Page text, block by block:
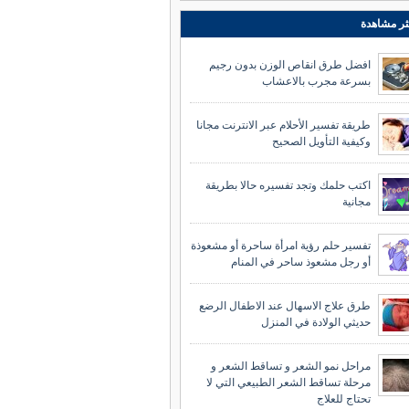
مشاهدة
افضل طرق انقاص الوزن بدون رجيم
بسرعة مجرب بالاعشاب
طريقة تفسير الأحلام عبر الانترنت مجانا
وكيفية التأويل الصحيح
اكتب حلمك وتجد تفسيره حالا بطريقة
مجانية
تفسير حلم رؤية امرأة ساحرة أو مشعوذة
أو رجل مشعوذ ساحر في المنام
طرق علاج الاسهال عند الاطفال الرضع
حديثي الولادة في المنزل
مراحل نمو الشعر و تساقط الشعر و
مرحلة تساقط الشعر الطبيعي التي لا
تحتاج للعلاج